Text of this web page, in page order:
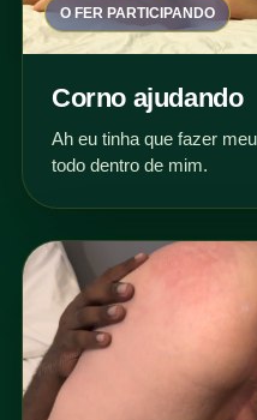
O FER PARTICIPANDO
Corno ajudando
Ah eu tinha que fazer
todo dentro de mim.